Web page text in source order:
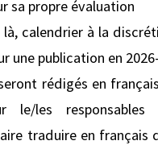
sa propre évaluation
calendrier à la
une publication en
rédigés en
le/les responsables
traduire en français